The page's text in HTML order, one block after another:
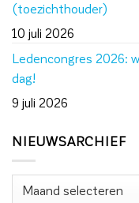
(toezichthouder)
10 juli 2026
Ledencongres 2026:
dag!
9 juli 2026
NIEUWSARCHIEF
Nieuwsarchief